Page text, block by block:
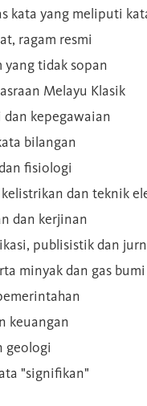
kata yang meliputi
ragam resmi
yang tidak sopan
Melayu Klasik
kepegawaian
bilangan
fisiologi
dan teknik
dan kerjinan
publisistik dan
minyak dan gas bumi
keuangan
geologi
"signifikan"